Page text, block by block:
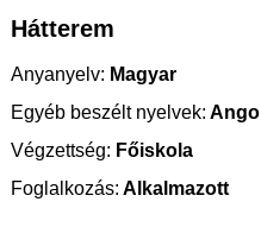
Hátterem
Anyanyelv: Magyar
Egyéb beszélt nyelvek: Angol
Végzettség: Főiskola
Foglalkozás: Alkalmazott